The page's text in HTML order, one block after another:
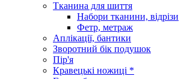
Тканина для шиття
Набори тканини, відрізи
Фетр, метраж
Аплікації, бантики
Зворотний бік подушок
Пір'я
Кравецькі ножиці *